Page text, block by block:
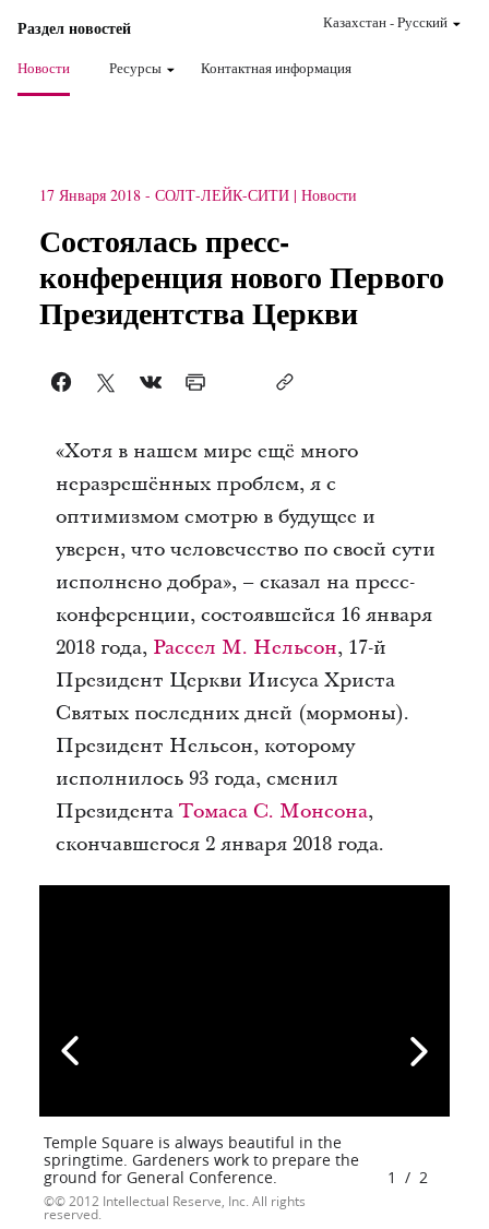
Раздел новостей
Новости Ресурсы Контактная информация
Казахстан-Pусский
17 Января 2018 - СОЛТ-ЛЕЙК-СИТИ Новости
Состоялась пресс-
конференция нового Первого
Президентства Церкви
«Хотя в нашем мире ещё много
неразрешённых проблем, я с
оптимизмом смотрю в будущее и
уверен, что человечество по своей сути
исполнено добра», – сказал на пресс-
конференции, состоявшейся 16 января
2018 года, Рассел М. Нельсон, 17-й
Президент Церкви Иисуса Христа
Святых последних дней (мормоны).
Президент Нельсон, которому
исполнилось 93 года, сменил
Президента Томаса С. Монсона,
скончавшегося 2 января 2018 года.
Temple Square is always beautiful in the
springtime. Gardeners work to prepare the
ground for General Conference.
© 2012 Intellectual Reserve, Inc. All rights
reserved.
1 / 2